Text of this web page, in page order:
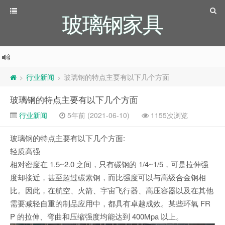
玻璃钢家具
> 行业新闻 > 玻璃钢的特点主要有以下几个方面
玻璃钢的特点主要有以下几个方面
行业新闻 5年前 (2021-06-10) 1155次浏览
玻璃钢的特点主要有以下几个方面:
轻质高强
相对密度在 1.5~2.0 之间，只有碳钢的 1/4~1/5，可是拉伸强
度却接近，甚至超过碳素钢，而比强度可以与高级合金钢相
比。因此，在航空、火箭、宇宙飞行器、高压容器以及在其他
需要减轻自重的制品应用中，都具有卓越成效。某些环氧 FR
P 的拉伸、弯曲和压缩强度均能达到 400Mpa 以上。